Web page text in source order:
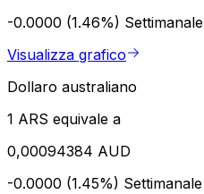
-0.0000 (1.46%) Settimanale
Visualizza grafico
Dollaro australiano
1 ARS equivale a
0,00094384 AUD
-0.0000 (1.45%) Settimanale